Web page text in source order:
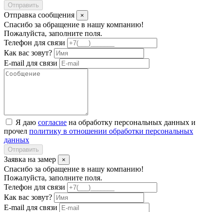
Отправить
Отправка сообщения ×
Спасибо за обращение в нашу компанию!
Пожалуйста, заполните поля.
Телефон для связи
Как вас зовут?
E-mail для связи
Я даю согласие на обработку персональных данных и
прочел политику в отношении обработки персональных
данных
Отправить
Заявка на замер ×
Спасибо за обращение в нашу компанию!
Пожалуйста, заполните поля.
Телефон для связи
Как вас зовут?
E-mail для связи